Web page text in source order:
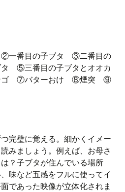
の子ブタ ③二番目の
⑤三番目の子ブタとオオカ
ゴ ⑦バターおけ ⑧煙突 ⑨
完璧に覚える。細かくイメー
みましょう。例えば、お母さ
？子ブタが住んでいる場所
味など五感をフルに使ってイ
であった映像が立体化されま